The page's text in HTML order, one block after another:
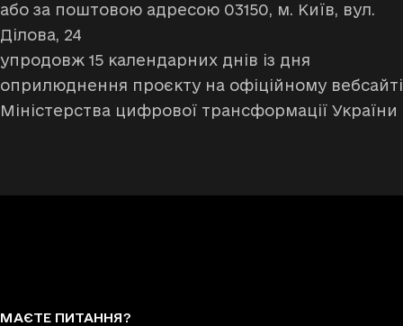
або за поштовою адресою 03150, м. Київ, вул.
Ділова, 24
упродовж 15 календарних днів із дня
оприлюднення проєкту на офіційному вебсайті
Міністерства цифрової трансформації України
МАЄТЕ ПИТАННЯ?